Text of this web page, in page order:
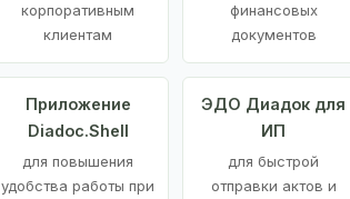
корпоративным
клиентам
финансовых
документов
Приложение
Diadoc.Shell
для повышения
удобства работы при
ЭДО Диадок для
ИП
для быстрой
отправки актов и